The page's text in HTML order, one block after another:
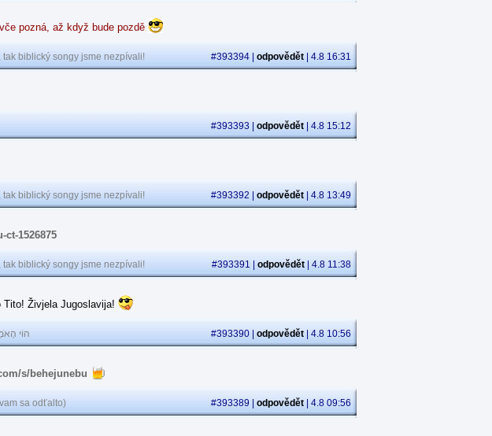
pozná, až když bude pozdě
tak biblický songy jsme nezpívali! #393394 | odpovědět | 4.8 16:31
#393393 | odpovědět | 4.8 15:12
tak biblický songy jsme nezpívali! #393392 | odpovědět | 4.8 13:49
1526875
tak biblický songy jsme nezpívali! #393391 | odpovědět | 4.8 11:38
Tito! Živjela Jugoslavija!
הוֹי #393390 | odpovědět | 4.8 10:56
s/behejunebu
sa odťalto) #393389 | odpovědět | 4.8 09:56